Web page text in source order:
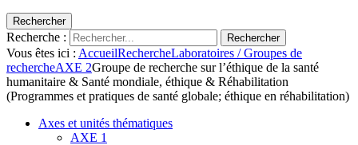
Rechercher
Recherche : Rechercher
Vous êtes ici : AccueilRechercheLaboratoires / Groupes de
rechercheAXE 2Groupe de recherche sur l’éthique de la santé
humanitaire & Santé mondiale, éthique & Réhabilitation
(Programmes et pratiques de santé globale; éthique en réhabilitation)
Axes et unités thématiques
AXE 1